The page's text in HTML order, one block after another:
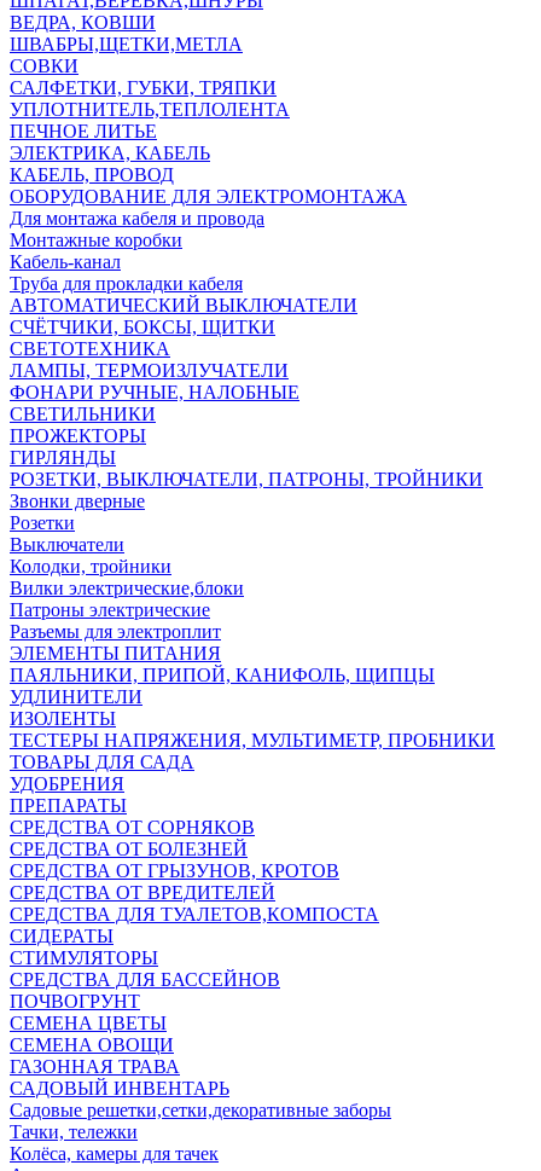
ВЕДРА, КОВШИ
ШВАБРЫ,ЩЕТКИ,МЕТЛА
СОВКИ
САЛФЕТКИ, ГУБКИ, ТРЯПКИ
УПЛОТНИТЕЛЬ,ТЕПЛОЛЕНТА
ПЕЧНОЕ ЛИТЬЕ
ЭЛЕКТРИКА, КАБЕЛЬ
КАБЕЛЬ, ПРОВОД
ОБОРУДОВАНИЕ ДЛЯ ЭЛЕКТРОМОНТАЖА
Для монтажа кабеля и провода
Монтажные коробки
Кабель-канал
Труба для прокладки кабеля
АВТОМАТИЧЕСКИЙ ВЫКЛЮЧАТЕЛИ
СЧЁТЧИКИ, БОКСЫ, ЩИТКИ
СВЕТОТЕХНИКА
ЛАМПЫ, ТЕРМОИЗЛУЧАТЕЛИ
ФОНАРИ РУЧНЫЕ, НАЛОБНЫЕ
СВЕТИЛЬНИКИ
ПРОЖЕКТОРЫ
ГИРЛЯНДЫ
РОЗЕТКИ, ВЫКЛЮЧАТЕЛИ, ПАТРОНЫ, ТРОЙНИКИ
Звонки дверные
Розетки
Выключатели
Колодки, тройники
Вилки электрические,блоки
Патроны электрические
Разъемы для электроплит
ЭЛЕМЕНТЫ ПИТАНИЯ
ПАЯЛЬНИКИ, ПРИПОЙ, КАНИФОЛЬ, ЩИПЦЫ
УДЛИНИТЕЛИ
ИЗОЛЕНТЫ
ТЕСТЕРЫ НАПРЯЖЕНИЯ, МУЛЬТИМЕТР, ПРОБНИКИ
ТОВАРЫ ДЛЯ САДА
УДОБРЕНИЯ
ПРЕПАРАТЫ
СРЕДСТВА ОТ СОРНЯКОВ
СРЕДСТВА ОТ БОЛЕЗНЕЙ
СРЕДСТВА ОТ ГРЫЗУНОВ, КРОТОВ
СРЕДСТВА ОТ ВРЕДИТЕЛЕЙ
СРЕДСТВА ДЛЯ ТУАЛЕТОВ,КОМПОСТА
СИДЕРАТЫ
СТИМУЛЯТОРЫ
СРЕДСТВА ДЛЯ БАССЕЙНОВ
ПОЧВОГРУНТ
СЕМЕНА ЦВЕТЫ
СЕМЕНА ОВОЩИ
ГАЗОННАЯ ТРАВА
САДОВЫЙ ИНВЕНТАРЬ
Садовые решетки,сетки,декоративные заборы
Тачки, тележки
Колёса, камеры для тачек